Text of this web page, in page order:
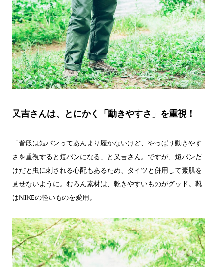
又吉さんは、とにかく「動きやすさ」を重視！
「普段は短パンってあんまり履かないけど、やっぱり動きやす
さを重視すると短パンになる」と又吉さん。ですが、短パンだ
けだと虫に刺される心配もあるため、タイツと併用して素肌を
見せないように。むろん素材は、乾きやすいものがグッド。靴
はNIKEの軽いものを愛用。